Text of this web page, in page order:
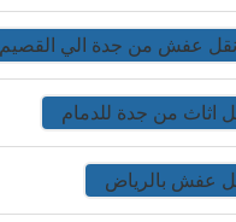
عفش من جدة الي القصيم
اثاث من جدة للدمام
عفش بالرياض